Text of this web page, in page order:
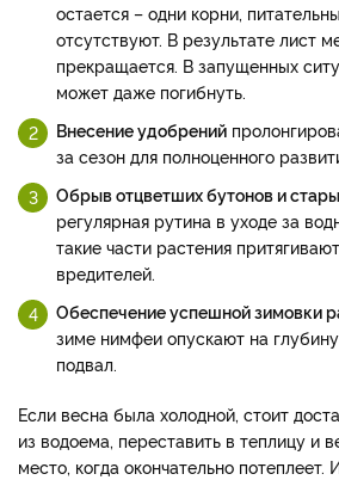
остается – одни корни,
отсутствуют. В результате лист
прекращается. В запущенных
может даже погибнуть.
Внесение удобрений
за сезон для полноценного
Обрыв отцветших бутонов и
регулярная рутина в уходе за
такие части растения
вредителей.
Обеспечение успешной зимовки
зиме нимфеи опускают на
подвал.
Если весна была холодной, стоит
из водоема, переставить в теплицу и
место, когда окончательно потеплеет.